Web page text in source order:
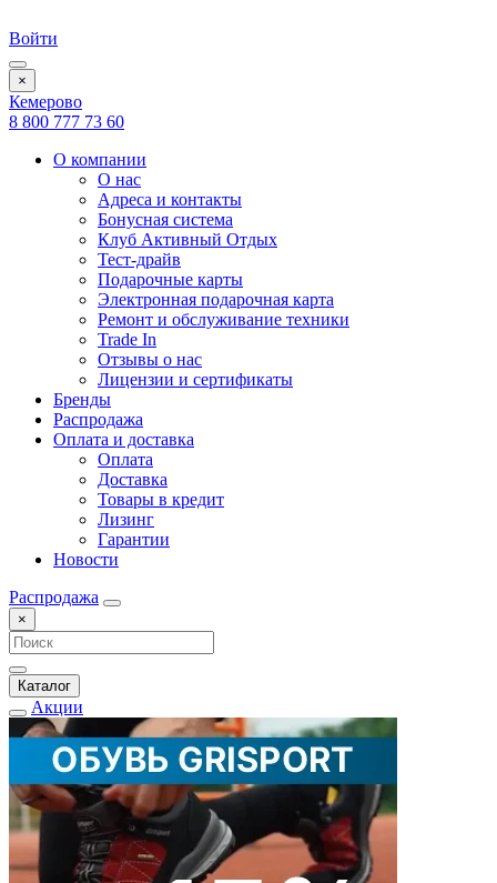
Войти
×
Кемерово
8 800 777 73 60
О компании
О нас
Адреса и контакты
Бонусная система
Клуб Активный Отдых
Тест-драйв
Подарочные карты
Электронная подарочная карта
Ремонт и обслуживание техники
Trade In
Отзывы о нас
Лицензии и сертификаты
Бренды
Распродажа
Оплата и доставка
Оплата
Доставка
Товары в кредит
Лизинг
Гарантии
Новости
Распродажа
×
Каталог
Акции